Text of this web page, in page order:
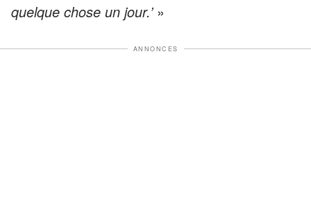
quelque chose un jour.’»
ANNONCES